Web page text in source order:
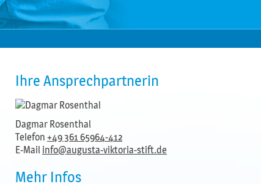
Ihre Ansprechpartnerin
Dagmar Rosenthal
Telefon +49 361 65964-412
E-Mail info@augusta-viktoria-stift.de
Mehr Infos